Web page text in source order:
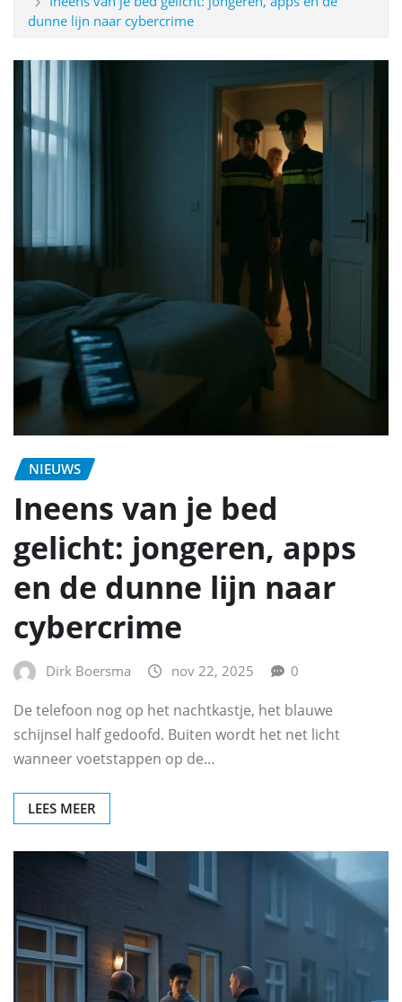
dunne lijn naar cybercrime
NIEUWS
Ineens van je bed
gelicht: jongeren, apps
en de dunne lijn naar
cybercrime
Dirk Boersma nov 22, 2025 0
De telefoon nog op het nachtkastje, het blauwe
schijnsel half gedoofd. Buiten wordt het net licht
wanneer voetstappen op de…
LEES MEER